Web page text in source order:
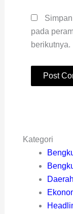
pada
berikutnya.
Kategori
Daerah